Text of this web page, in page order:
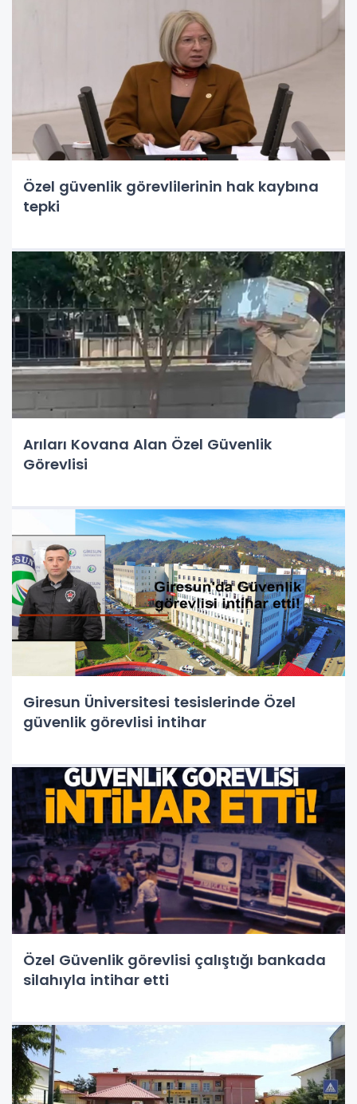
Özel güvenlik görevlilerinin hak kaybına
tepki
Arıları Kovana Alan Özel Güvenlik
Görevlisi
Giresun Üniversitesi tesislerinde Özel
güvenlik görevlisi intihar
Özel Güvenlik görevlisi çalıştığı bankada
silahıyla intihar etti